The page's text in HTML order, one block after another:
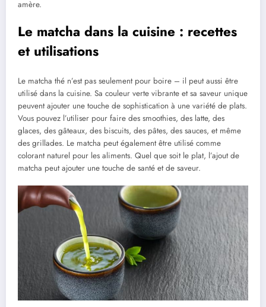
amère.
Le matcha dans la cuisine : recettes
et utilisations
Le matcha thé n’est pas seulement pour boire – il peut aussi être
utilisé dans la cuisine. Sa couleur verte vibrante et sa saveur unique
peuvent ajouter une touche de sophistication à une variété de plats.
Vous pouvez l’utiliser pour faire des smoothies, des latte, des
glaces, des gâteaux, des biscuits, des pâtes, des sauces, et même
des grillades. Le matcha peut également être utilisé comme
colorant naturel pour les aliments. Quel que soit le plat, l’ajout de
matcha peut ajouter une touche de santé et de saveur.